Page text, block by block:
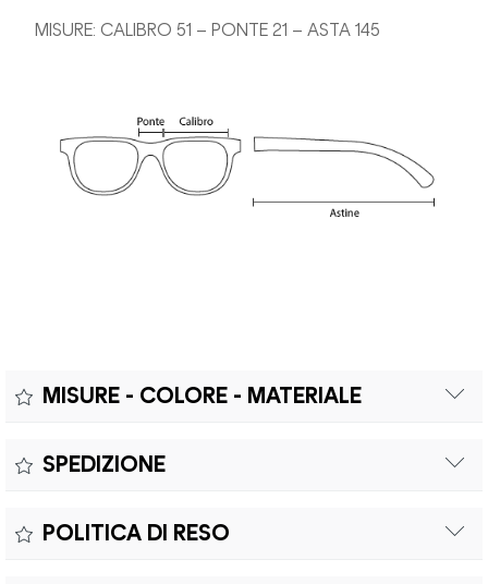
MISURE: CALIBRO 51 – PONTE 21 – ASTA 145
MISURE - COLORE - MATERIALE
Colore:
SPEDIZIONE
conforme alle direttive vigenti. La garanzia copre eventuali
POLITICA DI RESO